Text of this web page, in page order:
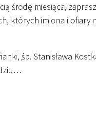
środę miesiąca,
których imiona i ofiary
śp. Stanisława